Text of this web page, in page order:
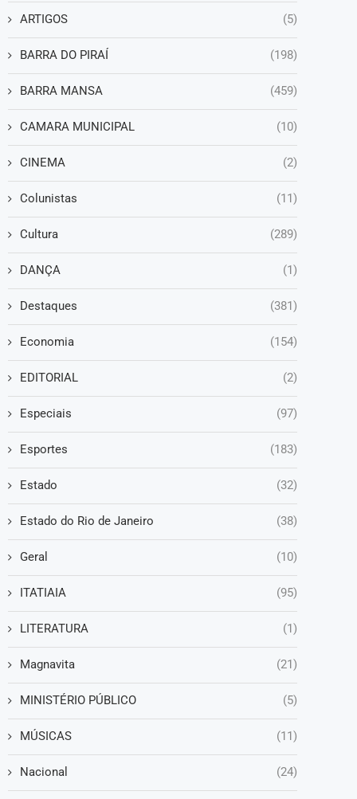
ARTIGOS (5)
BARRA DO PIRAÍ (198)
BARRA MANSA (459)
CAMARA MUNICIPAL (10)
CINEMA (2)
Colunistas (11)
Cultura (289)
DANÇA (1)
Destaques (381)
Economia (154)
EDITORIAL (2)
Especiais (97)
Esportes (183)
Estado (32)
Estado do Rio de Janeiro (38)
Geral (10)
ITATIAIA (95)
LITERATURA (1)
Magnavita (21)
MINISTÉRIO PÚBLICO (5)
MÚSICAS (11)
Nacional (24)